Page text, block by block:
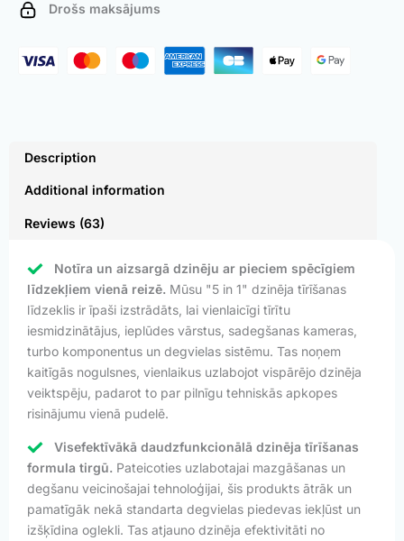
Drošs maksājums
Description
Additional information
Reviews (63)
Notīra un aizsargā dzinēju ar pieciem spēcīgiem
līdzekļiem vienā reizē. Mūsu "5 in 1" dzinēja tīrīšanas
līdzeklis ir īpaši izstrādāts, lai vienlaicīgi tīrītu
iesmidzinātājus, ieplūdes vārstus, sadegšanas kameras,
turbo komponentus un degvielas sistēmu. Tas noņem
kaitīgās nogulsnes, vienlaikus uzlabojot vispārējo dzinēja
veiktspēju, padarot to par pilnīgu tehniskās apkopes
risinājumu vienā pudelē.
Visefektīvākā daudzfunkcionālā dzinēja tīrīšanas
formula tirgū. Pateicoties uzlabotajai mazgāšanas un
degšanu veicinošajai tehnoloģijai, šis produkts ātrāk un
pamatīgāk nekā standarta degvielas piedevas iekļūst un
izšķīdina oglekli. Tas atjauno dzinēja efektivitāti no